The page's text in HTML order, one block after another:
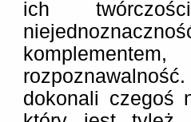
ich
dokonali czegoś